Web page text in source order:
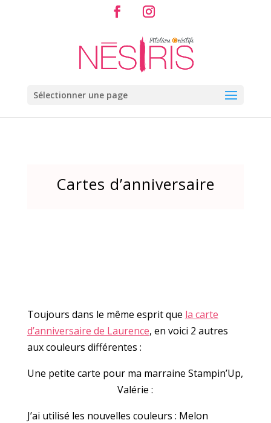
Sélectionner une page
Cartes d’anniversaire
Toujours dans le même esprit que la carte
d’anniversaire de Laurence, en voici 2 autres
aux couleurs différentes :
Une petite carte pour ma marraine Stampin’Up,
Valérie :
J’ai utilisé les nouvelles couleurs : Melon